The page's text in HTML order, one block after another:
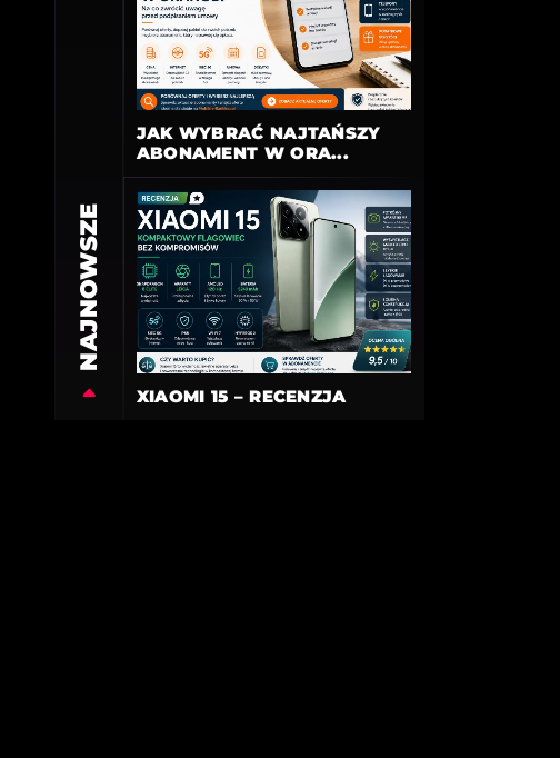
NAJNOWSZE
JAK WYBRAĆ NAJTAŃSZY
ABONAMENT W ORA...
XIAOMI 15 – RECENZJA